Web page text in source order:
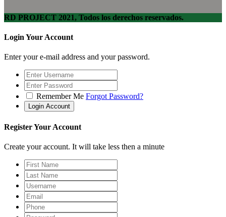
RD PROJECT 2021, Todos los derechos reservados.
Login Your Account
Enter your e-mail address and your password.
Remember Me Forgot Password?
Register Your Account
Create your account. It will take less then a minute